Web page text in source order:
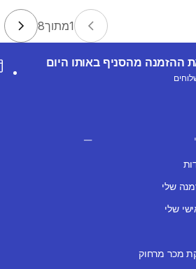
1מתוך8
ההזמנה מהסניף באותו היום
שלי
שלי
מכר מרחוק